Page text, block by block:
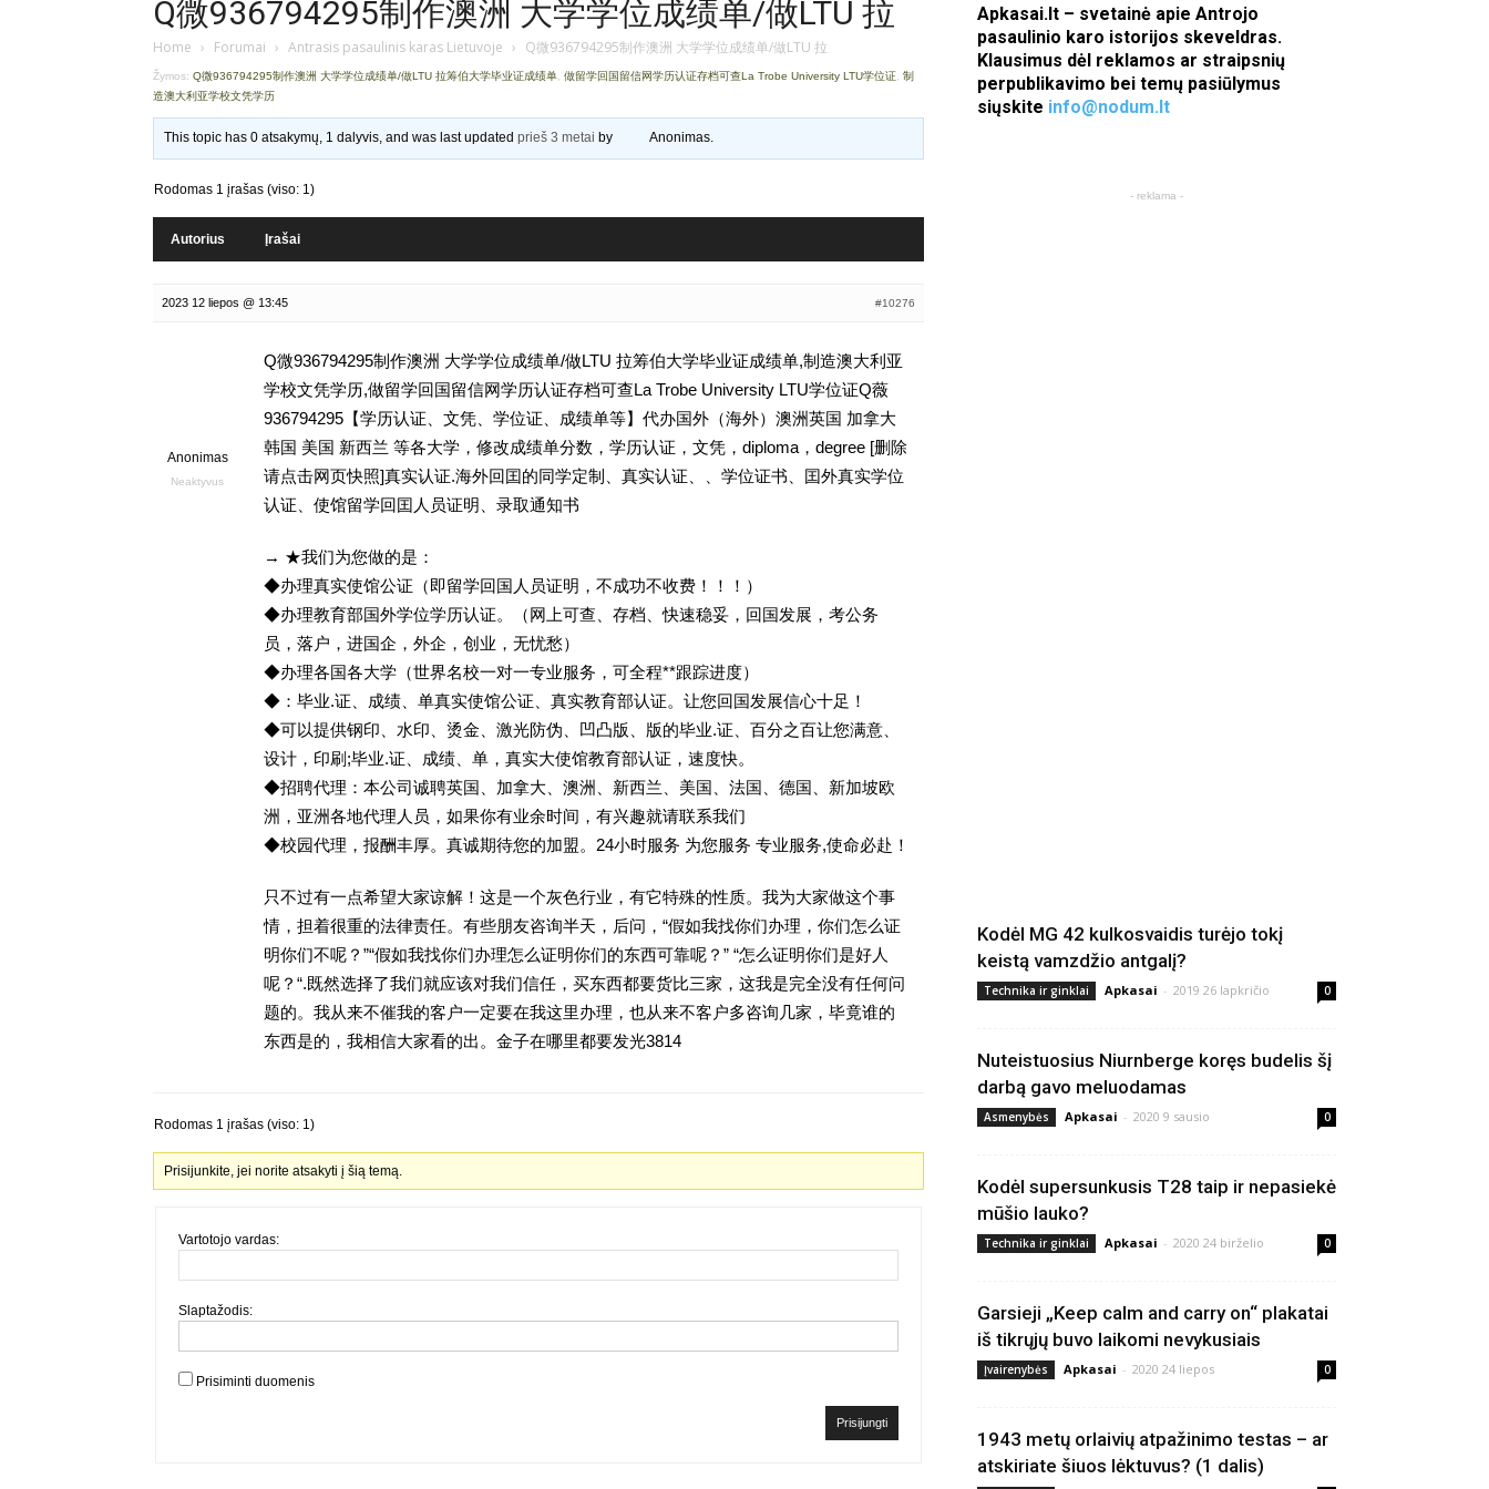
Apkasai.lt
Q微936794295制作澳洲 大学学位成绩单/做LTU 拉
Home › Forumai › Antrasis pasaulinis karas Lietuvoje › Q微936794295制作澳洲 大学学位成绩单/做LTU 拉
Žymos: Q微936794295制作澳洲 大学学位成绩单/做LTU 拉筹伯大学毕业证成绩单 做留学回国留信网学历认证存档可查La Trobe University LTU学位证 制
造澳大利亚学校文凭学历
This topic has 0 atsakymų, 1 dalyvis, and was last updatedprieš 3 metai by Anonimas.
Rodomas 1 įrašas (viso: 1)
Autorius Įrašai
2023 12 liepos @ 13:45 #10276
Anonimas
Neaktyvus
Q微936794295制作澳洲 大学学位成绩单/做LTU 拉筹伯大学毕业证成绩单,制造澳大利亚
学校文凭学历,做留学回国留信网学历认证存档可查La Trobe University LTU学位证Q薇
936794295【学历认证、文凭、学位证、成绩单等】代办国外（海外）澳洲英国 加拿大
韩国 美国 新西兰 等各大学，修改成绩单分数，学历认证，文凭，diploma，degree [删除
请点击网页快照]真实认证.海外回囯的同学定制、真实认证、、学位证书、囯外真实学位
认证、使馆留学回囯人员证明、录取通知书
→ ★我们为您做的是：
◆办理真实使馆公证（即留学回国人员证明，不成功不收费！！！）
◆办理教育部国外学位学历认证。（网上可查、存档、快速稳妥，回国发展，考公务
员，落户，进国企，外企，创业，无忧愁）
◆办理各国各大学（世界名校一对一专业服务，可全程**跟踪进度）
◆：毕业.证、成绩、单真实使馆公证、真实教育部认证。让您回国发展信心十足！
◆可以提供钢印、水印、烫金、激光防伪、凹凸版、版的毕业.证、百分之百让您满意、
设计，印刷;毕业.证、成绩、单，真实大使馆教育部认证，速度快。
◆招聘代理：本公司诚聘英国、加拿大、澳洲、新西兰、美国、法国、德国、新加坡欧
洲，亚洲各地代理人员，如果你有业余时间，有兴趣就请联系我们
◆校园代理，报酬丰厚。真诚期待您的加盟。24小时服务 为您服务 专业服务,使命必赴！
只不过有一点希望大家谅解！这是一个灰色行业，有它特殊的性质。我为大家做这个事
情，担着很重的法律责任。有些朋友咨询半天，后问，“假如我找你们办理，你们怎么证
明你们不呢？”“假如我找你们办理怎么证明你们的东西可靠呢？” “怎么证明你们是好人
呢？“.既然选择了我们就应该对我们信任，买东西都要货比三家，这我是完全没有任何问
题的。我从来不催我的客户一定要在我这里办理，也从来不客户多咨询几家，毕竟谁的
东西是的，我相信大家看的出。金子在哪里都要发光3814
Rodomas 1 įrašas (viso: 1)
Prisijunkite, jei norite atsakyti į šią temą.
Vartotojo vardas:
Slaptažodis:
Prisiminti duomenis
Prisijungti
Apkasai.lt – svetainė apie Antrojo
pasaulinio karo istorijos skeveldras.
Klausimus dėl reklamos ar straipsnių
perpublikavimo bei temų pasiūlymus
siųskite info@nodum.lt
- reklama -
Kodėl MG 42 kulkosvaidis turėjo tokį
keistą vamzdžio antgalį?
Technika ir ginklai Apkasai - 2019 26 lapkričio 0
Nuteistuosius Niurnberge koręs budelis šį
darbą gavo meluodamas
Asmenybės Apkasai - 2020 9 sausio 0
Kodėl supersunkusis T28 taip ir nepasiekė
mūšio lauko?
Technika ir ginklai Apkasai - 2020 24 birželio 0
Garsieji „Keep calm and carry on“ plakatai
iš tikrųjų buvo laikomi nevykusiais
Įvairenybės Apkasai - 2020 24 liepos 0
1943 metų orlaivių atpažinimo testas – ar
atskiriate šiuos lėktuvus? (1 dalis)